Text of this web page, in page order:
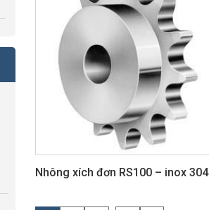
Nhông xích đơn RS100 – inox 304